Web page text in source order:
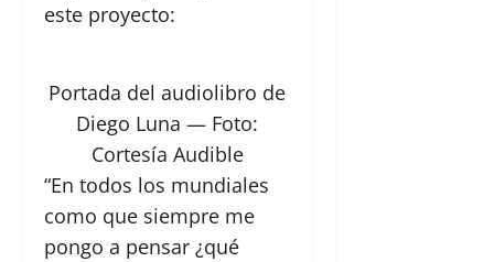
este proyecto:
Portada del audiolibro de
Diego Luna — Foto:
Cortesía Audible
“En todos los mundiales
como que siempre me
pongo a pensar ¿qué